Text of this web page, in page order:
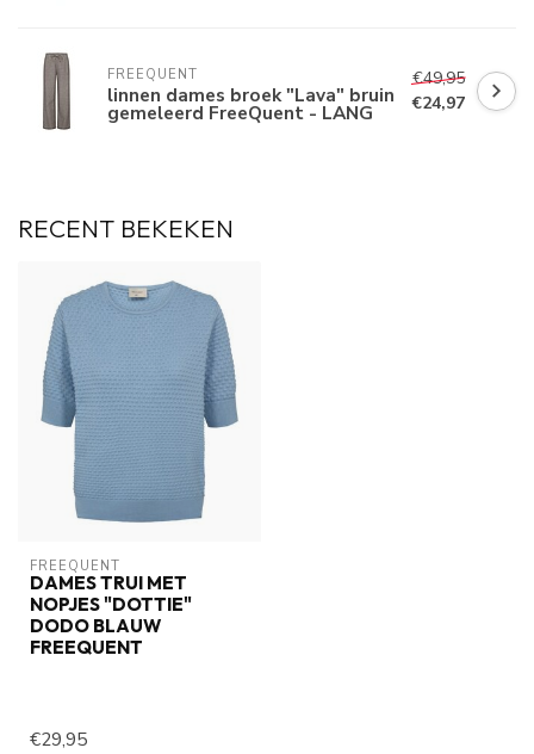
FREEQUENT
linnen dames broek "Lava" bruin
gemeleerd FreeQuent - LANG
€49,95
€24,97
RECENT BEKEKEN
FREEQUENT
DAMES TRUI MET
NOPJES "DOTTIE"
DODO BLAUW
FREEQUENT
€29,95